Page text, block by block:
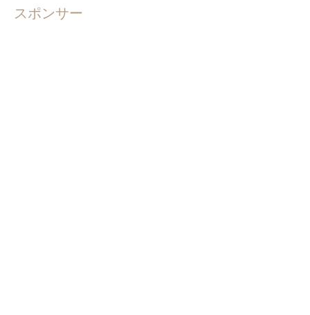
スポンサー